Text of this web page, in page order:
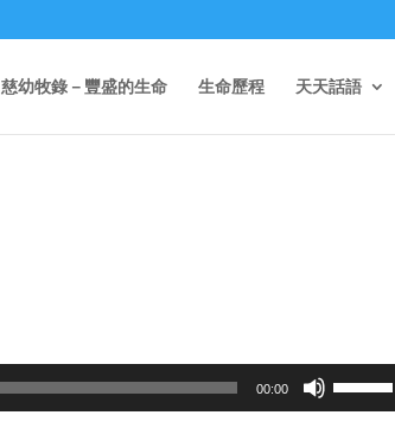
慈幼牧錄－豐盛的生命 生命歷程 天天話語
00:00